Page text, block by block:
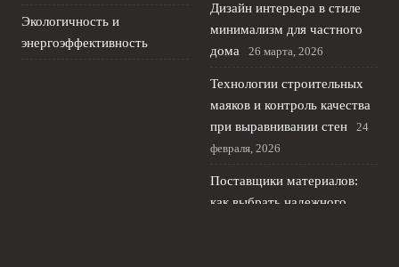
Экологичность и
энергоэффективность
Дизайн интерьера в стиле
минимализм для частного
дома
26 марта, 2026
Технологии строительных
маяков и контроль качества
при выравнивании стен
24
февраля, 2026
Поставщики материалов:
как выбрать надежного